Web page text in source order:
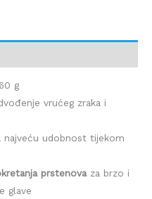
g
vrućeg zraka i
najveću udobnost tijekom
prstenovaza brzo i
glave